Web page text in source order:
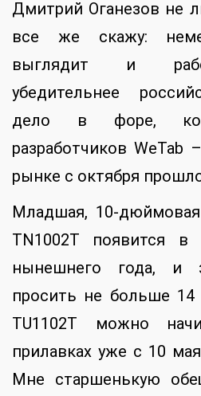
Дмитрий Оганезов не
все же скажу:
выглядит и
убедительнее
дело в форе,
разработчиков
рынке с октября
Младшая, 10-
TN1002T появится
нынешнего года, и
просить не больше 14
TU1102T можно
прилавках уже с 10
Мне старшенькую